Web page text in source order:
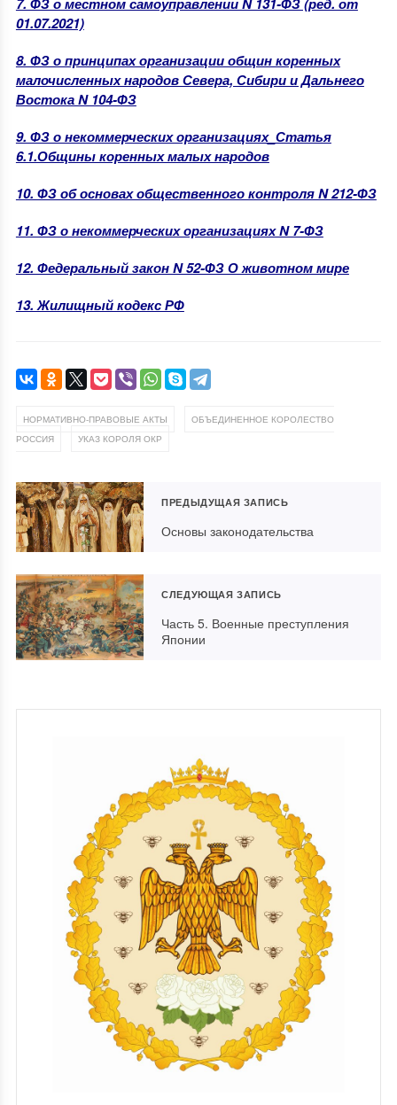
01.07.2021)
8. ФЗ о принципах организации общин коренных
малочисленных народов Севера, Сибири и Дальнего
Востока N 104-ФЗ
9. ФЗ о некоммерческих организациях_Статья
6.1.Общины коренных малых народов
10. ФЗ об основах общественного контроля N 212-ФЗ
11. ФЗ о некоммерческих организациях N 7-ФЗ
12. Федеральный закон N 52-ФЗ О животном мире
13. Жилищный кодекс РФ
НОРМАТИВНО-ПРАВОВЫЕ АКТЫ
ОБЪЕДИНЕННОЕ КОРОЛЕСТВО
РОССИЯ
УКАЗ КОРОЛЯ ОКР
ПРЕДЫДУЩАЯ ЗАПИСЬ
Основы законодательства
СЛЕДУЮЩАЯ ЗАПИСЬ
Часть 5. Военные преступления
Японии